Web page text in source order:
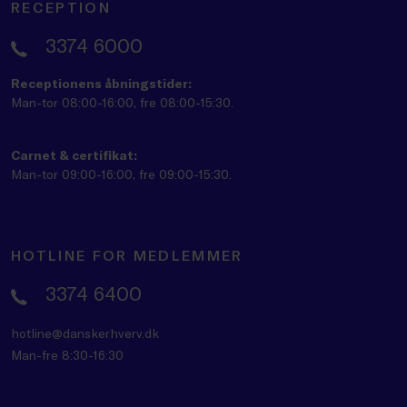
RECEPTION
3374 6000
Receptionens åbningstider:
Man-tor 08:00-16:00, fre 08:00-15:30.
Carnet & certifikat:
Man-tor 09:00-16:00, fre 09:00-15:30.
HOTLINE FOR MEDLEMMER
3374 6400
hotline@danskerhverv.dk
Man-fre 8:30-16:30